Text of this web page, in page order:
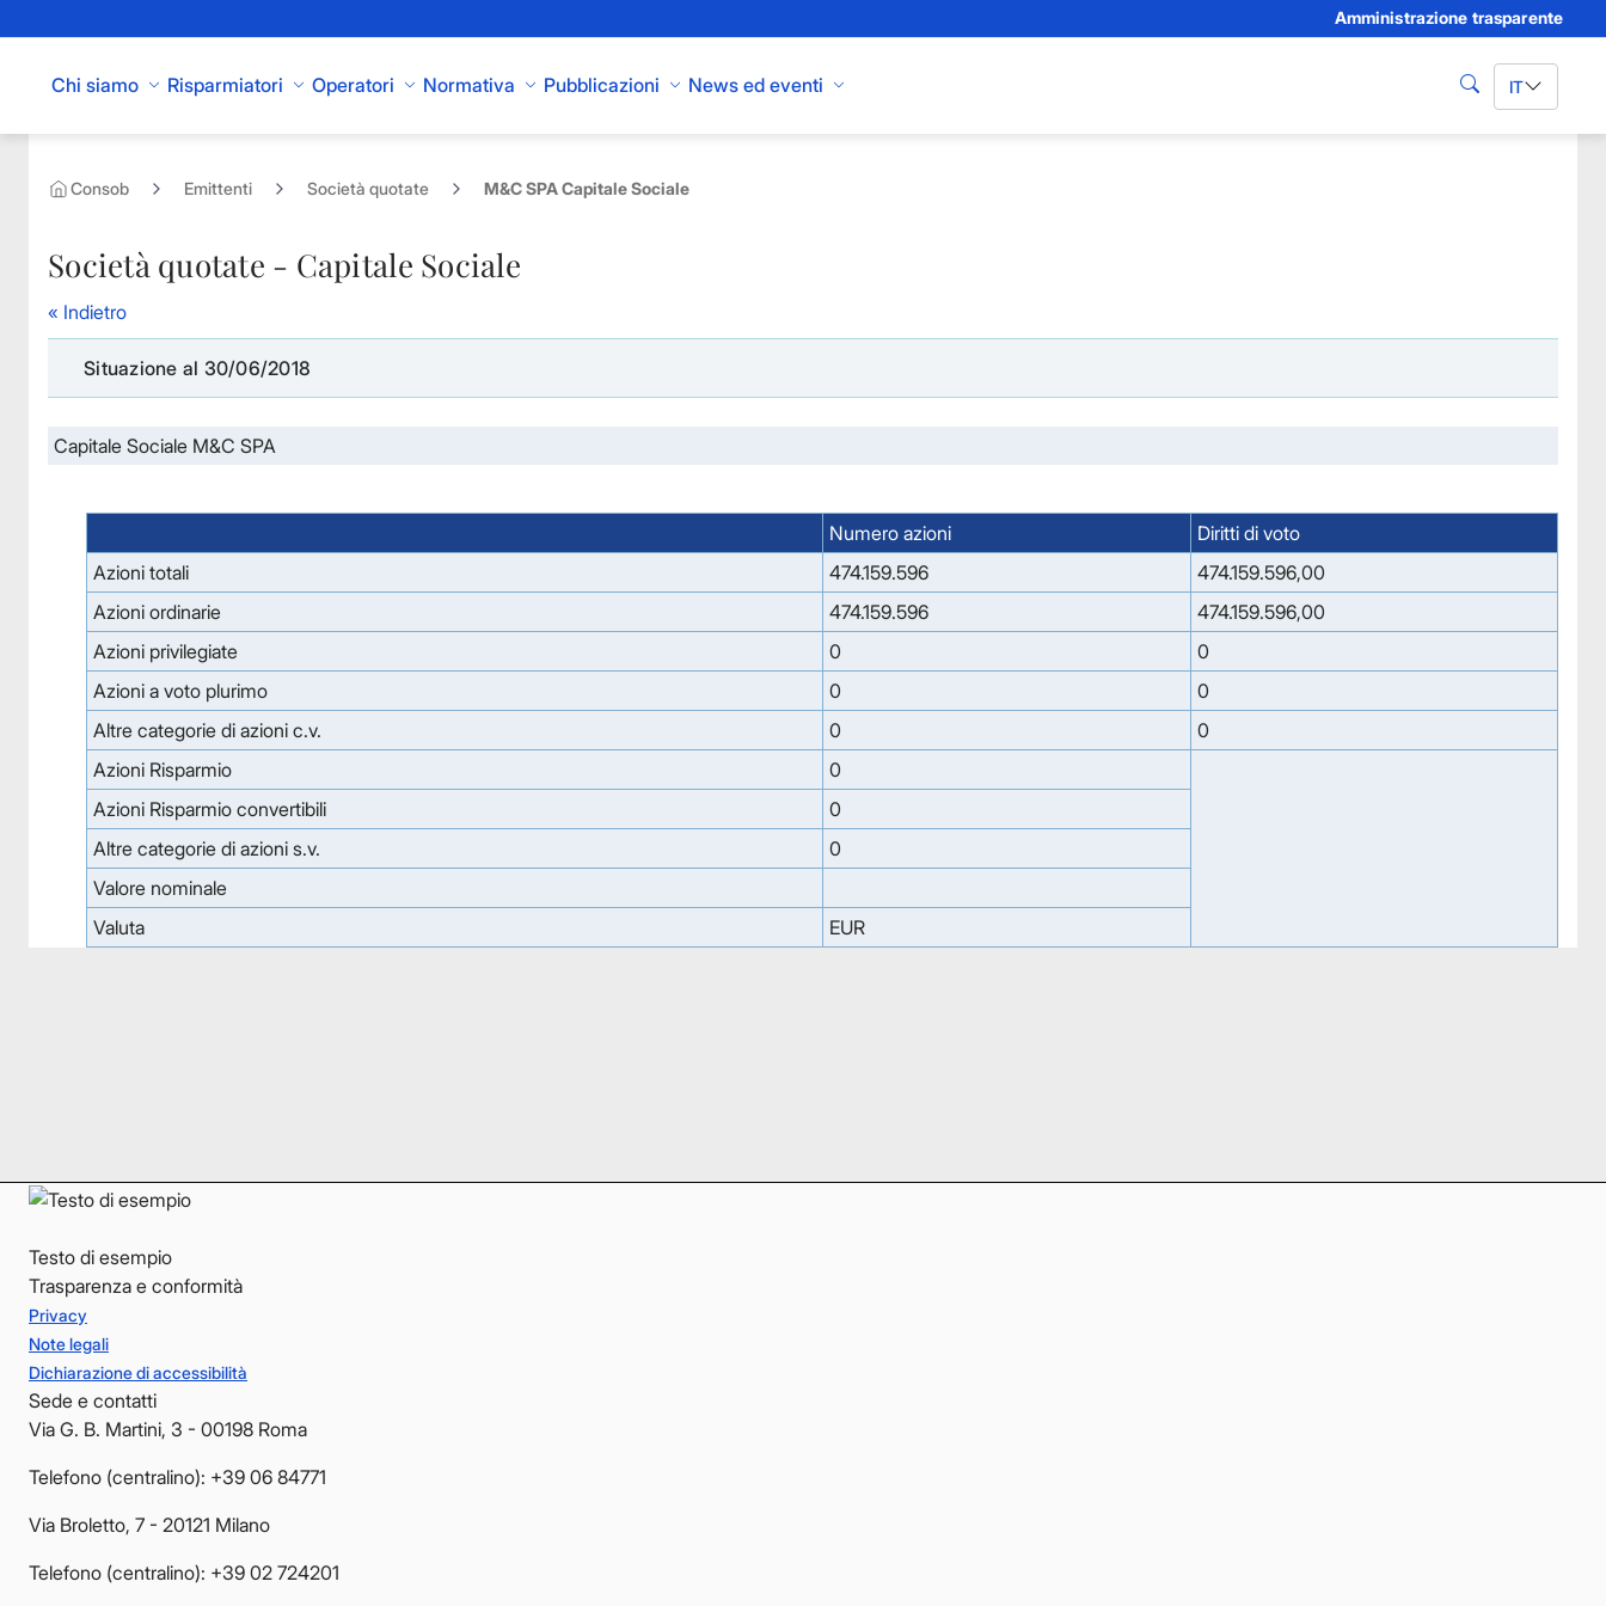
Amministrazione trasparente
Chi siamo Risparmiatori Operatori Normativa Pubblicazioni News ed eventi cerca IT
Consob Emittenti Società quotate M&C SPA Capitale Sociale
Società quotate - Capitale Sociale
« Indietro
Situazione al 30/06/2018
Capitale Sociale M&C SPA
Numero azioni
Diritti di voto
Azioni totali
474.159.596
474.159.596,00
Azioni ordinarie
474.159.596
474.159.596,00
Azioni privilegiate
0
0
Azioni a voto plurimo
0
0
Altre categorie di azioni c.v.
0
0
Azioni Risparmio
0
Azioni Risparmio convertibili
0
Altre categorie di azioni s.v.
0
Valore nominale
Valuta
EUR
Testo di esempio
Trasparenza e conformità
Privacy
Note legali
Dichiarazione di accessibilità
Sede e contatti
Via G. B. Martini, 3 - 00198 Roma
Telefono (centralino): +39 06 84771
Via Broletto, 7 - 20121 Milano
Telefono (centralino): +39 02 724201